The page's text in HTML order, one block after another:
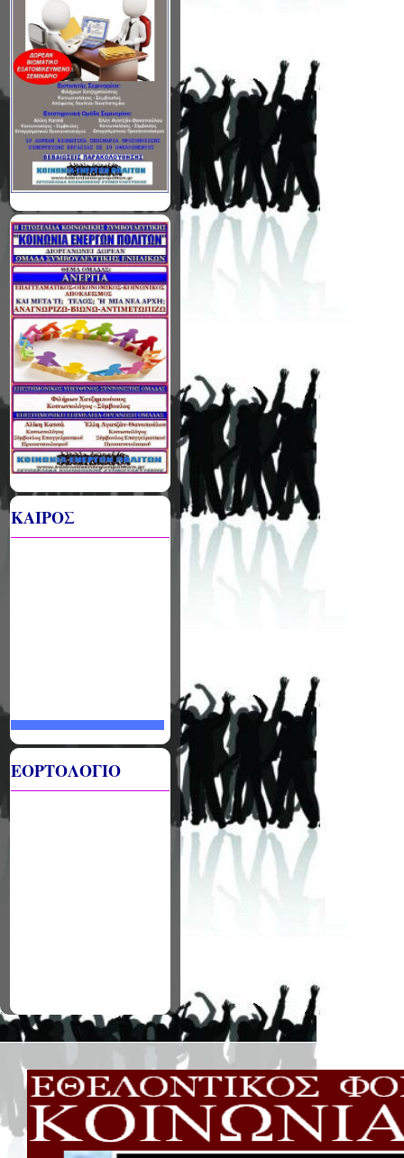
ΚΑΙΡΟΣ
ΕΟΡΤΟΛΟΓΙΟ